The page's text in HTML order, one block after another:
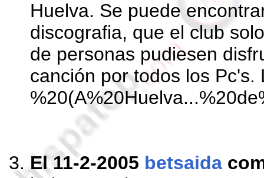
Huelva. Se puede
discografia, que el club
de personas pudiesen
canción por todos los Pc's.
El 11-2-2005 betsaida